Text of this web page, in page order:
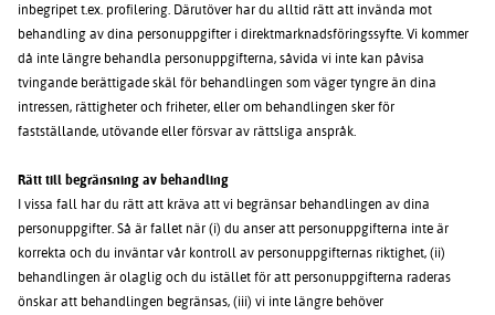
inbegripet t.ex. profilering. Därutöver har du alltid rätt att invända mot
behandling av dina personuppgifter i direktmarknadsföringssyfte. Vi kommer
då inte längre behandla personuppgifterna, såvida vi inte kan påvisa
tvingande berättigade skäl för behandlingen som väger tyngre än dina
intressen, rättigheter och friheter, eller om behandlingen sker för
fastställande, utövande eller försvar av rättsliga anspråk.
Rätt till begränsning av behandling
I vissa fall har du rätt att kräva att vi begränsar behandlingen av dina
personuppgifter. Så är fallet när (i) du anser att personuppgifterna inte är
korrekta och du inväntar vår kontroll av personuppgifternas riktighet, (ii)
behandlingen är olaglig och du istället för att personuppgifterna raderas
önskar att behandlingen begränsas, (iii) vi inte längre behöver